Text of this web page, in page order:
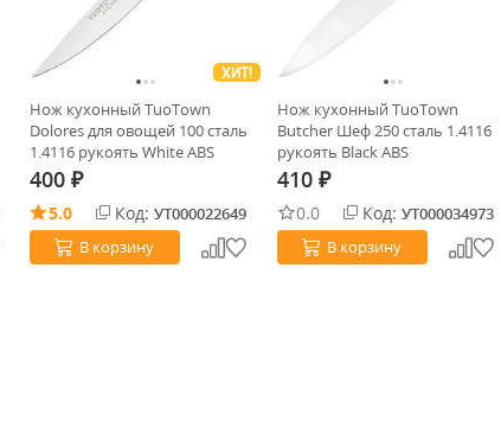
ХИТ!
Нож кухонный TuoTown
Dolores для овощей 100 сталь
1.4116 рукоять White ABS
400 ₽
5.0 Код: УТ000022649
В корзину
Нож кухонный TuoTown
Butcher Шеф 250 сталь 1.4116
рукоять Black ABS
410 ₽
0.0 Код: УТ000034973
В корзину